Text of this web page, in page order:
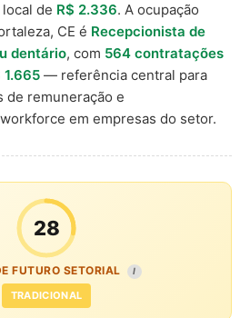
de R$ 2.336. A ocupação
CE é Recepcionista de
dentário, com 564 contratações
1.665 — referência central para
de remuneração e
em empresas do setor.
28
FUTURO SETORIAL I
TRADICIONAL